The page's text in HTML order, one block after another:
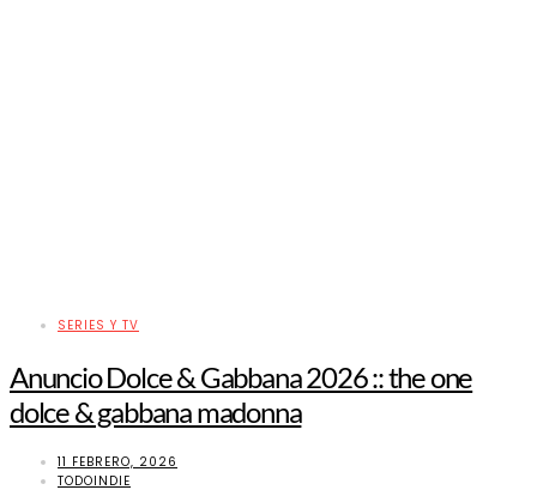
SERIES Y TV
Anuncio Dolce & Gabbana 2026 :: the one
dolce & gabbana madonna
11 FEBRERO, 2026
TODOINDIE